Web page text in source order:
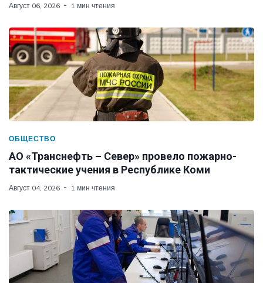
Август 06, 2026 1 мин чтения
ОБЩЕСТВО
АО «Транснефть – Север» провело пожарно-
тактические учения в Республике Коми
Август 04, 2026 1 мин чтения